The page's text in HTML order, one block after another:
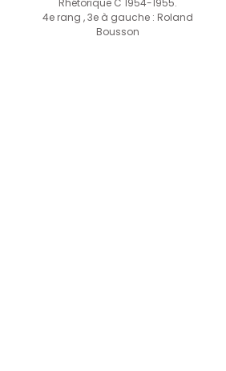
4e rang , 3e à gauche : Roland
Bousson